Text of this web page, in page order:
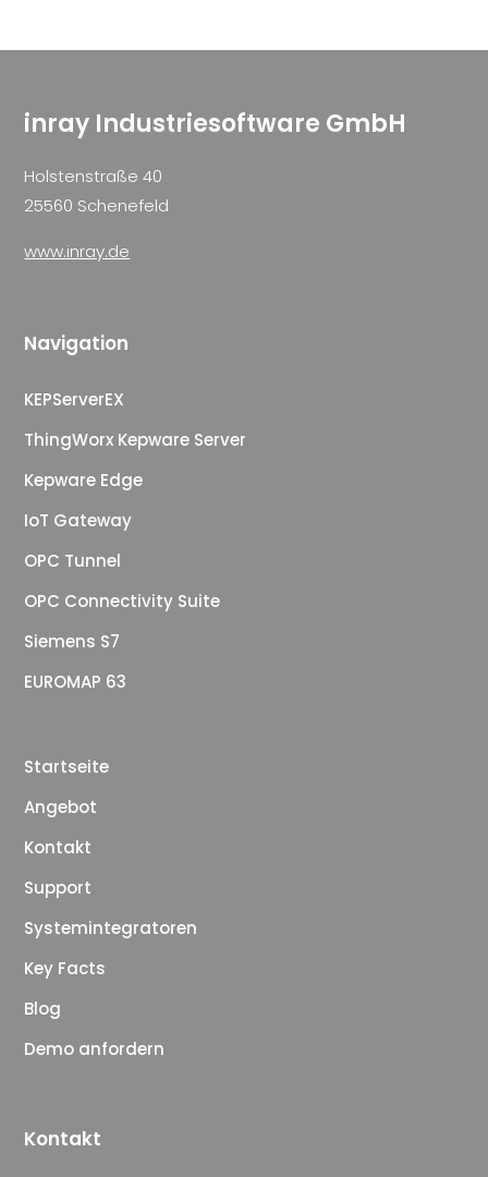
inray Industriesoftware GmbH
Holstenstraße 40
25560 Schenefeld
www.inray.de
Navigation
KEPServerEX
ThingWorx Kepware Server
Kepware Edge
IoT Gateway
OPC Tunnel
OPC Connectivity Suite
Siemens S7
EUROMAP 63
Startseite
Angebot
Kontakt
Support
Systemintegratoren
Key Facts
Blog
Demo anfordern
Kontakt